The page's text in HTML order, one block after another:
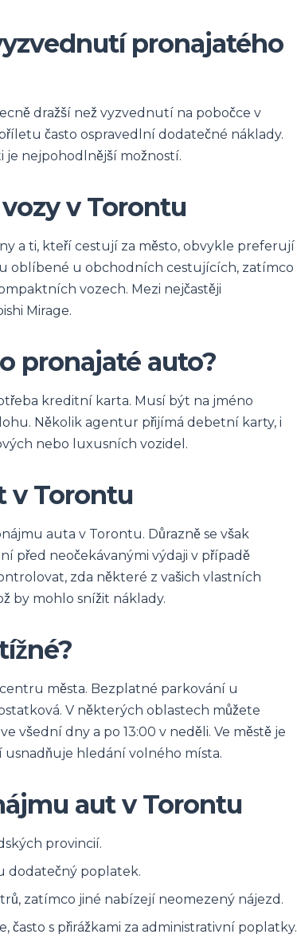
pronajatého
dražší než vyzvednutí na pobočce v
často ospravedlní dodatečné náklady.
nejpohodlnější možností.
v Torontu
a ti, kteří cestují za město, obvykle preferují
oblíbené u obchodních cestujících, zatímco
vozech. Mezi nejčastěji
Mirage.
pronajaté auto?
kreditní karta. Musí být na jméno
Několik agentur přijímá debetní karty, i
nebo luxusních vozidel.
v Torontu
auta v Torontu. Důrazně se však
před neočekávanými výdaji v případě
zda některé z vašich vlastních
by mohlo snížit náklady.
města. Bezplatné parkování u
V některých oblastech můžete
všední dny a po 13:00 v neděli. Ve městě je
hledání volného místa.
aut v Torontu
provincií.
dodatečný poplatek.
zatímco jiné nabízejí neomezený nájezd.
s přirážkami za administrativní poplatky.